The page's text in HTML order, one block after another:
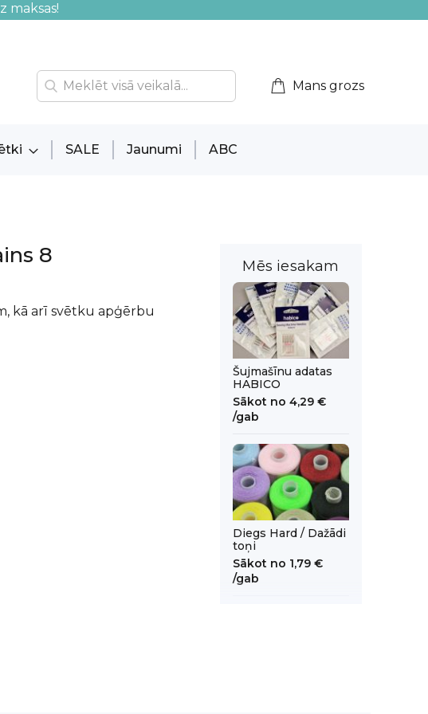
maksas!
Mans grozs
SALE Jaunumi ABC
8
kā arī svētku apģērbu
Mēs iesakam
Šujmašīnu adatas
HABICO
Sākot no 4,29 €
/gab
Diegs Hard / Dažādi
toņi
Sākot no 1,79 €
/gab